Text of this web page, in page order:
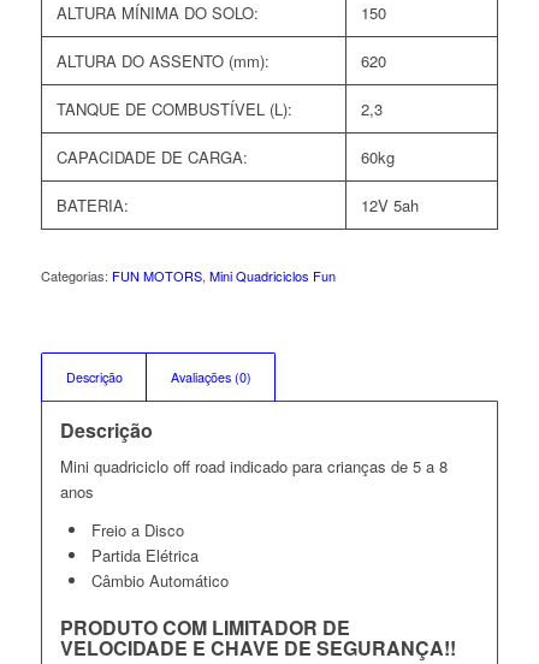
ALTURA MÍNIMA DO SOLO: 150
ALTURA DO ASSENTO (mm): 620
TANQUE DE COMBUSTÍVEL (L): 2,3
CAPACIDADE DE CARGA: 60kg
BATERIA: 12V 5ah
Categorias: FUN MOTORS, Mini Quadriciclos Fun
Descrição Avaliações (0)
Descrição
Mini quadriciclo off road indicado para crianças de 5 a 8
anos
Freio a Disco
Partida Elétrica
Câmbio Automático
PRODUTO COM LIMITADOR DE
VELOCIDADE E CHAVE DE SEGURANÇA!!